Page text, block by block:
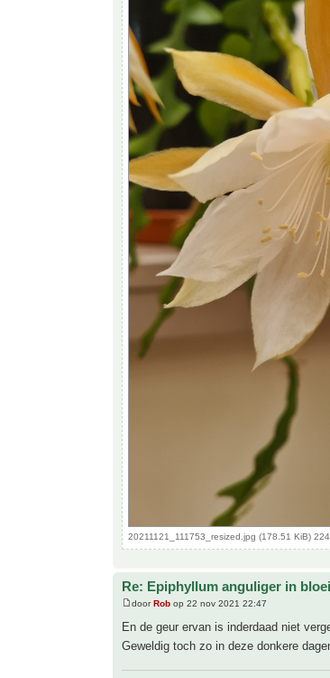
20211121_111753_resized.jpg (178.51 KiB)
Re: Epiphyllum anguliger in
doorRob op 22 nov 2021 22:47
En de geur ervan is inderdaad niet
Geweldig toch zo in deze donkere